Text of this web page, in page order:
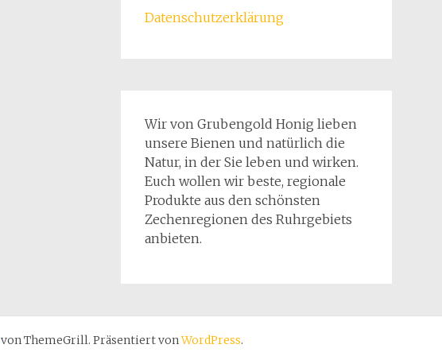
Datenschutzerklärung
Wir von Grubengold Honig lieben
unsere Bienen und natürlich die
Natur, in der Sie leben und wirken.
Euch wollen wir beste, regionale
Produkte aus den schönsten
Zechenregionen des Ruhrgebiets
anbieten.
von ThemeGrill. Präsentiert vonWordPress.